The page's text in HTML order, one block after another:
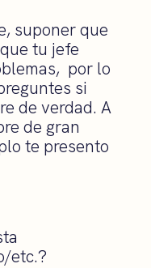
suponer que
tu jefe
por lo
si
de verdad. A
de gran
te presento
etc.?